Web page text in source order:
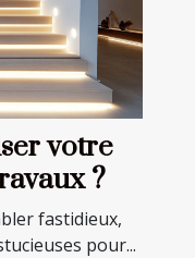
votre
?
fastidieux,
pour...